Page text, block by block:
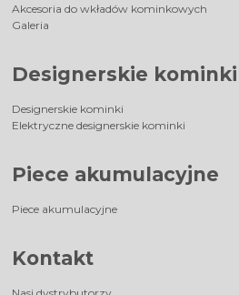
Akcesoria do wkładów kominkowych
Galeria
Designerskie kominki
Designerskie kominki
Elektryczne designerskie kominki
Piece akumulacyjne
Piece akumulacyjne
Kontakt